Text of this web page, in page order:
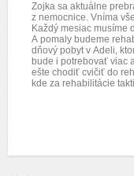
Zojka sa aktuálne
z nemocnice. Vníma
Každý mesiac
A pomaly budeme
dňový pobyt v Adeli,
bude i potrebovať viac
ešte chodiť cvičiť do
kde za rehabilitácie